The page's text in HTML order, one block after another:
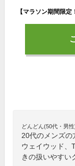
どんどん(50代・男性
20代のメンズ
ウェイウッド、
きの扱いやすい